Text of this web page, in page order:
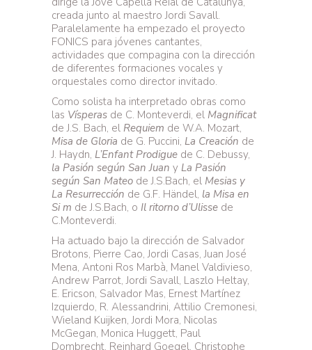
creada junto al maestro Jordi Savall.
Paralelamente ha empezado el proyecto
FONICS para jóvenes cantantes,
actividades que compagina con la dirección
de diferentes formaciones vocales y
orquestales como director invitado.
Como solista ha interpretado obras como
las Vísperas de C. Monteverdi, el Magnificat
de J.S. Bach, el Requiem de W.A. Mozart,
Misa de Gloria de G. Puccini, La Creación de
J. Haydn, L’Enfant Prodigue de C. Debussy,
la Pasión según San Juan y La Pasión
según San Mateo de J.S.Bach, el Mesias y
La Resurrección de G.F. Händel, la Misa en
Si m de J.S.Bach, o Il ritorno d’Ulisse de
C.Monteverdi.
Ha actuado bajo la dirección de Salvador
Brotons, Pierre Cao, Jordi Casas, Juan José
Mena, Antoni Ros Marbà, Manel Valdivieso,
Andrew Parrot, Jordi Savall, Laszlo Heltay,
E. Ericson, Salvador Mas, Ernest Martínez
Izquierdo, R. Alessandrini, Attilio Cremonesi,
Wieland Kuijken, Jordi Mora, Nicolas
McGegan, Monica Huggett, Paul
Dombrecht, Reinhard Goegel, Christophe